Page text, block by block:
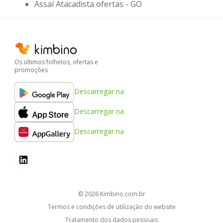
Assaí Atacadista ofertas - GO
Os últimos folhetos, ofertas e
promoções
Descarregar na
Descarregar na
Descarregar na
© 2026 kimbino.com.br
Termos e condições de utilização do website
Tratamento dos dados pessoais